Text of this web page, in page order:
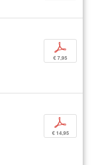
p
€ 7,95
p
€ 14,95